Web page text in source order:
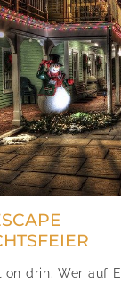
drin. Wer auf